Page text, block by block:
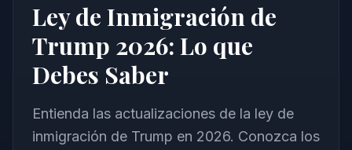
Ley de Inmigración de
Trump 2026: Lo que
Debes Saber
Entienda las actualizaciones de la ley de
inmigración de Trump en 2026. Conozca los